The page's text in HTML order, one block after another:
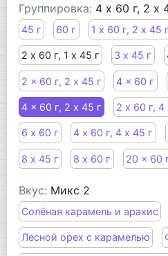
Группировка: 4 x 60 г, 2 х
45 г 60 г 1 х 60 г, 2 х 45 г
2 х 60 г, 1 х 45 г 3 х 45 г
2 x 60 г, 2 х 45 г 4 x 60 г
4 x 60 г, 2 х 45 г 2 х 60 г, 4
6 х 60 г 4 х 60 г, 4 х 45 г
8 х 45 г 8 х 60 г 20 x 60
Вкус: Микс 2
Солёная карамель и арахис
Лесной орех с карамелью